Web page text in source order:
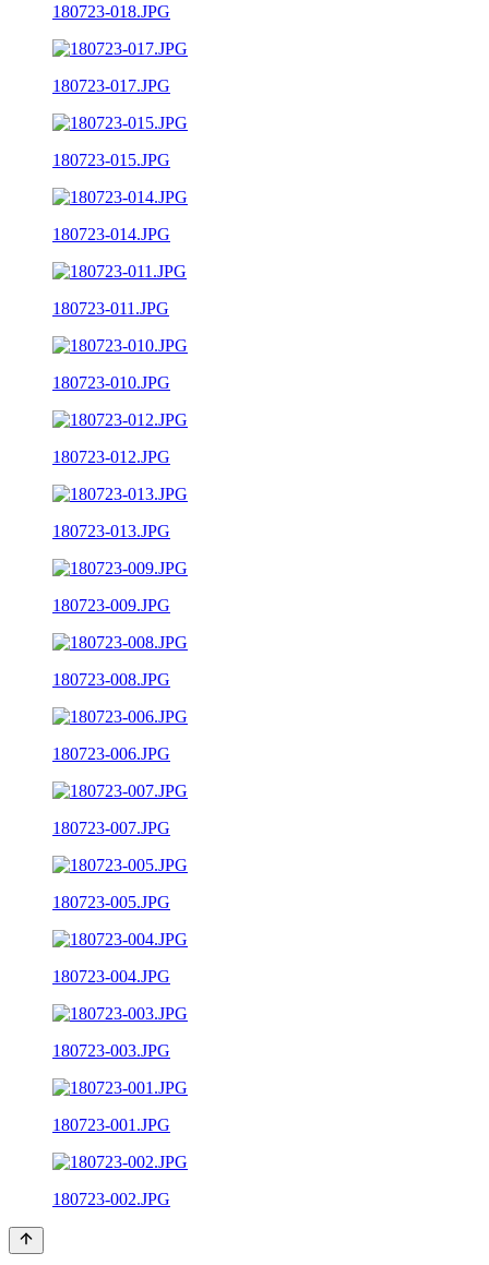
180723-018.JPG
180723-017.JPG
180723-015.JPG
180723-014.JPG
180723-011.JPG
180723-010.JPG
180723-012.JPG
180723-013.JPG
180723-009.JPG
180723-008.JPG
180723-006.JPG
180723-007.JPG
180723-005.JPG
180723-004.JPG
180723-003.JPG
180723-001.JPG
180723-002.JPG